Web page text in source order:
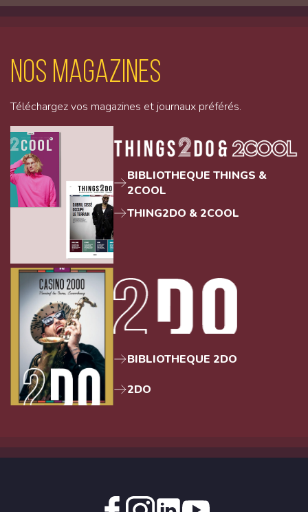
Nos magazines
Téléchargez vos magazines et journaux préférés.
BIBLIOTHEQUE THINGS &
2COOL
THING2DO & 2COOL
BIBLIOTHEQUE 2DO
2DO